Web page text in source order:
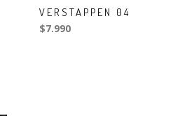
VERSTAPPEN 04
$7.990